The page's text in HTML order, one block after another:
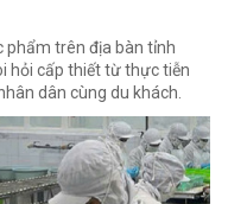
phẩm trên địa bàn tỉnh
hỏi cấp thiết từ thực tiễn
dân cùng du khách.